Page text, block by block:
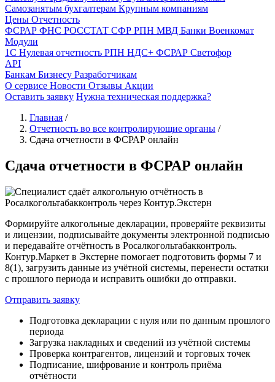
Самозанятым бухгалтерам Крупным компаниям
Цены Отчетность
ФСРАР ФНС РОССТАТ СФР РПН МВД Банки Военкомат
Модули
1С Нулевая отчетность РПН НДС+ ФСРАР Светофор
API
Банкам Бизнесу Разработчикам
О сервисе Новости Отзывы Акции
Оставить заявку Нужна техническая поддержка?
Главная /
Отчетность во все контролирующие органы /
Сдача отчетности в ФСРАР онлайн
Сдача отчетности в ФСРАР онлайн
Формируйте алкогольные декларации, проверяйте реквизиты
и лицензии, подписывайте документы электронной подписью
и передавайте отчётность в Росалкогольтабакконтроль.
Контур.Маркет в Экстерне помогает подготовить формы 7 и
8(1), загрузить данные из учётной системы, перенести остатки
с прошлого периода и исправить ошибки до отправки.
Отправить заявку
Подготовка декларации с нуля или по данным прошлого
периода
Загрузка накладных и сведений из учётной системы
Проверка контрагентов, лицензий и торговых точек
Подписание, шифрование и контроль приёма
отчётности